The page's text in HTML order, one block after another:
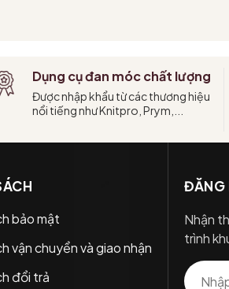
Dụng cụ đan móc chất lượng
Được nhập khẩu từ các thương hiệu
nổi tiếng như Knitpro, Prym,...
bảo mật
vận chuyển và giao nhận
đổi trả
ĐĂNG
Nhận
trình